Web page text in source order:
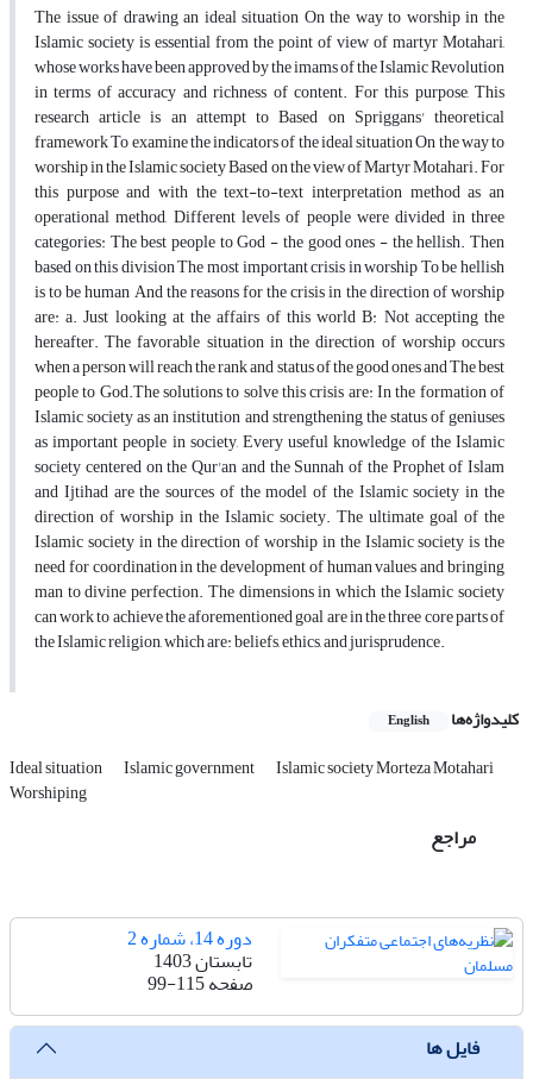
The issue of drawing an ideal situation On the way to worship in the
Islamic society is essential from the point of view of martyr Motahari,
whose works have been approved by the imams of the Islamic Revolution
in terms of accuracy and richness of content. For this purpose, This
research article is an attempt to Based on Spriggans' theoretical
framework To examine the indicators of the ideal situation On the way to
worship in the Islamic society Based on the view of Martyr Motahari. For
this purpose and with the text-to-text interpretation method as an
operational method, Different levels of people were divided in three
categories: The best people to God - the good ones - the hellish. Then
based on this division The most important crisis in worship To be hellish
is to be human And the reasons for the crisis in the direction of worship
are: a. Just looking at the affairs of this world B: Not accepting the
hereafter. The favorable situation in the direction of worship occurs
when a person will reach the rank and status of the good ones and The best
people to God.The solutions to solve this crisis are: In the formation of
Islamic society as an institution and strengthening the status of geniuses
as important people in society, Every useful knowledge of the Islamic
society centered on the Qur'an and the Sunnah of the Prophet of Islam
and Ijtihad are the sources of the model of the Islamic society in the
direction of worship in the Islamic society. The ultimate goal of the
Islamic society in the direction of worship in the Islamic society is the
need for coordination in the development of human values and bringing
man to divine perfection. The dimensions in which the Islamic society
can work to achieve the aforementioned goal are in the three core parts of
the Islamic religion, which are: beliefs, ethics, and jurisprudence.
کلیدواژه‌ها English
Ideal situation Islamic government Islamic society Morteza Motahari
Worshiping
مراجع
دوره 14، شماره 2
تابستان 1403
صفحه99-115
فایل ها